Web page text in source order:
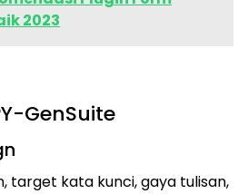
2023
GenSuite
target kata kunci, gaya tulisan,